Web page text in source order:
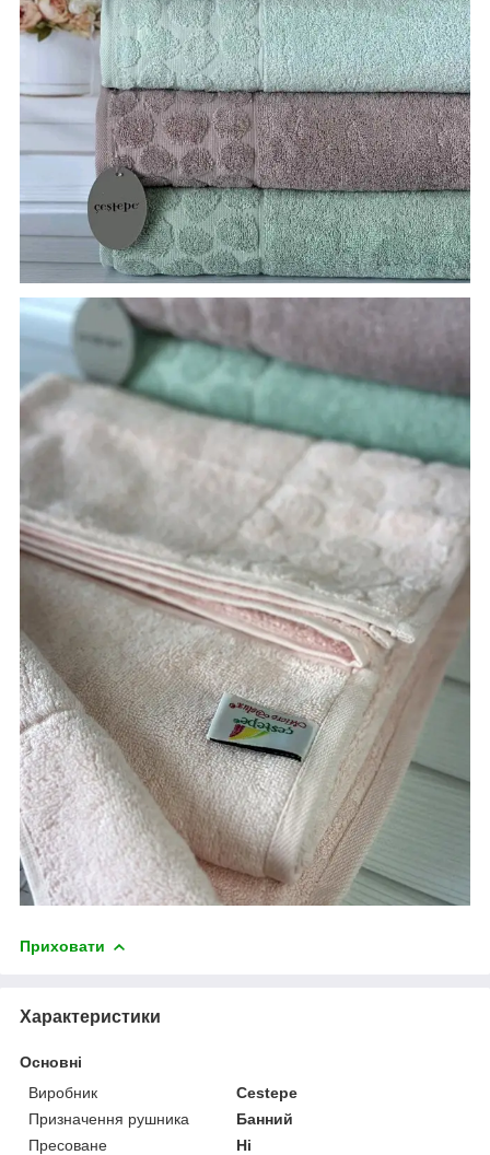
Приховати
Характеристики
Основні
Виробник
Cestepe
Призначення рушника
Банний
Пресоване
Ні